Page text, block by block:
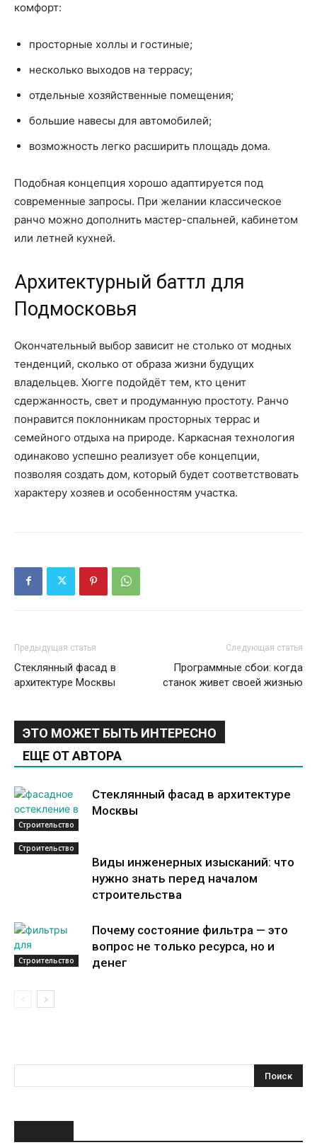
комфорт:
просторные холлы и гостиные;
несколько выходов на террасу;
отдельные хозяйственные помещения;
большие навесы для автомобилей;
возможность легко расширить площадь дома.
Подобная концепция хорошо адаптируется под
современные запросы. При желании классическое
ранчо можно дополнить мастер-спальней, кабинетом
или летней кухней.
Архитектурный баттл для
Подмосковья
Окончательный выбор зависит не столько от модных
тенденций, сколько от образа жизни будущих
владельцев. Хюгге подойдёт тем, кто ценит
сдержанность, свет и продуманную простоту. Ранчо
понравится поклонникам просторных террас и
семейного отдыха на природе. Каркасная технология
одинаково успешно реализует обе концепции,
позволяя создать дом, который будет соответствовать
характеру хозяев и особенностям участка.
Предыдущая статья
Стеклянный фасад в
архитектуре Москвы
Следующая статья
Программные сбои: когда
станок живет своей жизнью
ЭТО МОЖЕТ БЫТЬ ИНТЕРЕСНО
ЕЩЕ ОТ АВТОРА
Строительство
Стеклянный фасад в архитектуре
Москвы
Строительство
Виды инженерных изысканий: что
нужно знать перед началом
строительства
Строительство
Почему состояние фильтра — это
вопрос не только ресурса, но и
денег